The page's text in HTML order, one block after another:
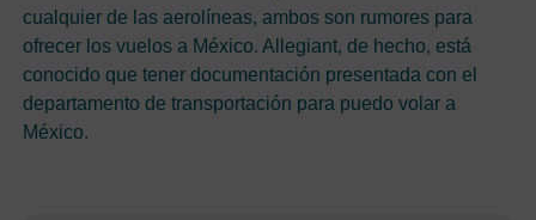
cualquier de las aerolíneas, ambos son rumores para
ofrecer los vuelos a México. Allegiant, de hecho, está
conocido que tener documentación presentada con el
departamento de transportación para puedo volar a
México.